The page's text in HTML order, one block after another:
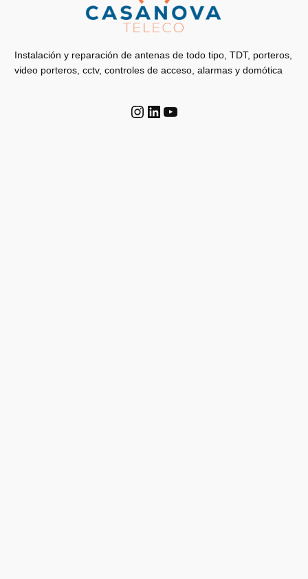
Instalación y reparación de antenas de todo tipo, TDT, porteros,
video porteros, cctv, controles de acceso, alarmas y domótica
Instagram
LinkedIn
YouTube